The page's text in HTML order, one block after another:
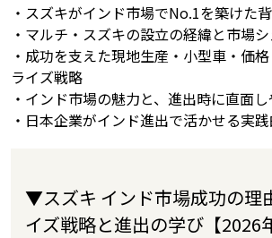
・スズキがインド市場でNo.1を築けた
・マルチ・スズキの設立の経緯と市場
・成功を支えた現地生産・小型車・価
ライズ戦略
・インド市場の魅力と、進出時に直面
・日本企業がインド進出で活かせる実
▼スズキ インド市場成功の理
イズ戦略と進出の学び【2026